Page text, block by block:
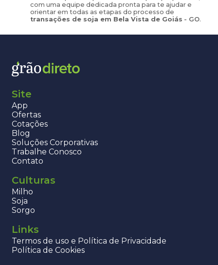
com uma equipe dedicada pronta para te ajudar e
orientar em todas as etapas do processo de
transações de soja em Bela Vista de Goiás - GO.
Site
App
Ofertas
Cotações
Blog
Soluções Corporativas
Trabalhe Conosco
Contato
Culturas
Milho
Soja
Sorgo
Links
Termos de uso e Política de Privacidade
Política de Cookies